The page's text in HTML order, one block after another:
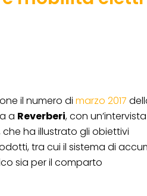
il numero di marzo 2017
a Reverberi, con
ha illustrato gli obiettivi
tra cui il sistema di
sia per il comparto